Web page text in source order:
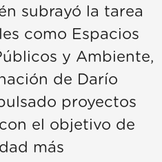
subrayó la tarea
como Espacios
y Ambiente,
de Darío
proyectos
el objetivo de
más